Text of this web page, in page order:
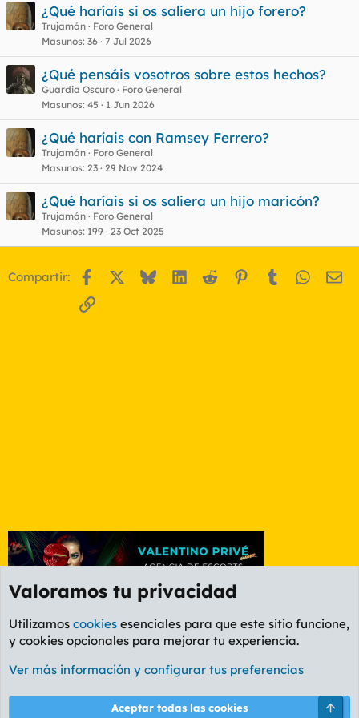
confirmamos fecha y hora, pero que primero me la retraso una
hora y media hora antes de la cita me la cancelo por motivos
de fuerza mayor, mande un wassap a la tercersa chica, la cual
me respondio enseguida y no me arrepiento para nada de
haber terminado con ella
Un saludo
¿Qué haríais si os saliera un hijo forero?
Trujamán
Foro General
Masunos 36 7 Jul 2026
¿Qué pensáis vosotros sobre estos hechos?
Guardia Oscuro
Foro General
Masunos 45 1 Jun 2026
¿Qué haríais con Ramsey Ferrero?
Trujamán
Foro General
Masunos 23 29 Nov 2024
¿Qué haríais si os saliera un hijo maricón?
Trujamán
Foro General
Masunos 199 23 Oct 2025
Compartir: Facebook BlueskyLinkedIn
Reddit Pinterest
Tumblr
Enlace
Valencia
Cookies
PL OLDSTYLE AMARILLO
Términos y reglas Política de privacidad Ayuda
Valoramos tu privacidad
Utilizamos cookies esenciales para que este sitio funcione,
y cookies opcionales para mejorar tu experiencia.
Ver más información y configurar tus preferencias
Aceptar todas las cookies